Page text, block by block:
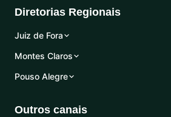
Diretorias Regionais
Juiz de Fora
Montes Claros
Pouso Alegre
Outros canais